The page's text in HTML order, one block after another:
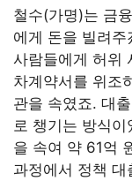
철수(가명)는 금
에게 돈을 빌려
사람들에게 허위
차계약서를 위조
관을 속였죠. 대
로 챙기는 방식
을 속여 약 61억
과정에서 정책